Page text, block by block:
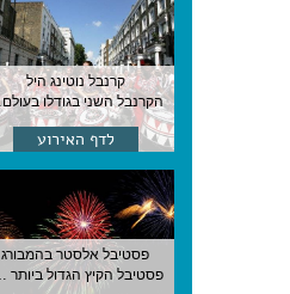
קרנבל נוטינג היל
הקרנבל השני בגודלו בעולם, עם מוזיקה, תהלוכות ותחפושות. לונדון
לדף האירוע
פסטיבל אלסטר בהמבורג
פסטיבל הקיץ הגדול ביותר בהמבורג, סוף אוגוסט, גרמניה